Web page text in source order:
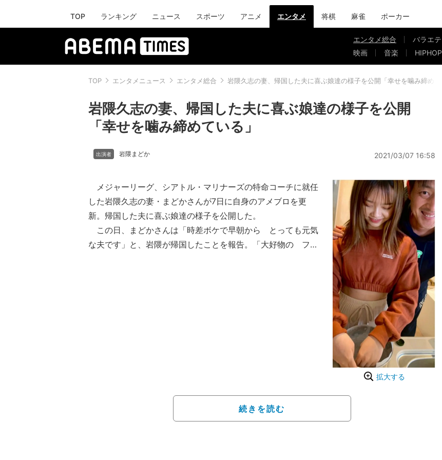
TOP ランキング ニュース スポーツ アニメ エンタメ 将棋 麻雀 ポーカー
エンタメ総合 バラエテ
映画
音楽 HIPHOP
TOP エンタメニュース エンタメ総合 岩隈久志の妻、帰国した夫に喜ぶ娘達の様子を公開「幸せを噛み締めて
岩隈久志の妻、帰国した夫に喜ぶ娘達の様子を公開
「幸せを噛み締めている」
岩隈まどか 2021/03/07 16:58
拡大する
メジャーリーグ、シアトル・マリナーズの特命コーチに就任
した岩隈久志の妻・まどかさんが7日に自身のアメブロを更
新。帰国した夫に喜ぶ娘達の様子を公開した。
この日、まどかさんは「時差ボケで早朝から とっても元気
な夫です」と、岩隈が帰国したことを報告。「大好物の フル
続きを読む